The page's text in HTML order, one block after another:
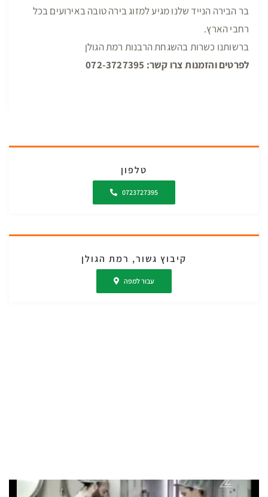
בר הבירה הנייד שלנו מגיע למזוג בירה טובה באירועים בכל
רחבי הארץ.
ברשותנו כשרות בהשגחת הרבנות רמת הגולן
לפרטים והזמנות צרו קשר: 072-3727395
טלפון
0723727395
קיבוץ גשור, רמת הגולן
עבור למפה